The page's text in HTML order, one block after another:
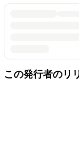
この発行者のリ